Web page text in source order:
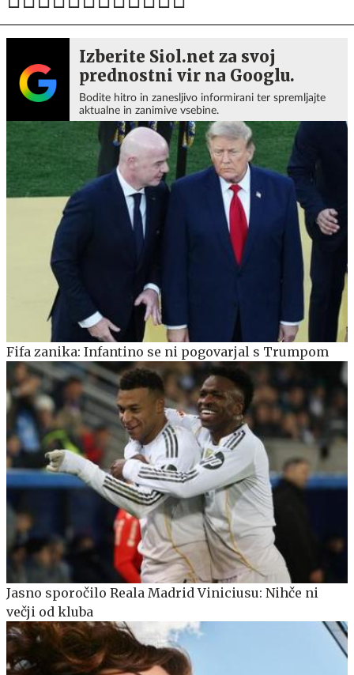
Izberite Siol.net za svoj
prednostni vir na Googlu.
Bodite hitro in zanesljivo informirani ter spremljajte
aktualne in zanimive vsebine.
Fifa zanika: Infantino se ni pogovarjal s Trumpom
Jasno sporočilo Reala Madrid Viniciusu: Nihče ni
večji od kluba